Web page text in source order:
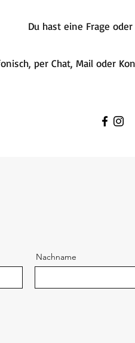
Du hast eine Frage
per Chat, Mail oder
Nachname